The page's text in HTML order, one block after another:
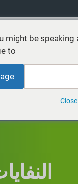
might be speaking
to: